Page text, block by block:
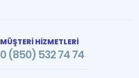
MÜŞTERİ HİZMETLERİ
0 (850) 532 74 74